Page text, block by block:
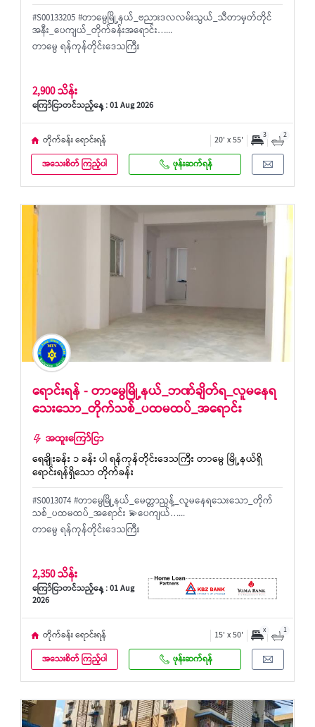
#S00133205 #‌တာမွေမြို့နယ်_ဗညားဒလလမ်းသွယ်_သီတာမှတ်တိုင်
အနီး_ပေကျယ်_တိုက်ခန်းအရောင်း…...
တာမွေ ရန်ကုန်တိုင်းဒေသကြီး
2,900 သိန်း
ကြော်ငြာတင်သည့်နေ့ : 01 Aug 2026
တိုက်ခန်း ရောင်းရန် 20' x 55' 3 2
အသေးစိတ် ကြည့်ပါ ဖုန်းဆက်ရန်
ရောင်းရန် - တာမွေမြို့နယ်_ဘဏ်ချိတ်ရ_လူမနေရ
သေးသော_တိုက်သစ်_ပထမထပ်_အရောင်း
အထူးကြော်ငြာ
ရေချိုးခန်း ၁ ခန်း ပါ ရန်ကုန်တိုင်းဒေသကြီး တာမွေ မြို့နယ်ရှိ
ရောင်းရန်ရှိသော တိုက်ခန်း
#S0013074 #တာမွေမြို့နယ်_မေတ္တာညွန့်_လူမနေရသေးသော_တိုက်
သစ်_ပထမထပ်_အရောင်း 💫ပေကျယ်…...
တာမွေ ရန်ကုန်တိုင်းဒေသကြီး
2,350 သိန်း
ကြော်ငြာတင်သည့်နေ့ : 01 Aug
2026
တိုက်ခန်း ရောင်းရန် 15' x 50' x 1
အသေးစိတ် ကြည့်ပါ ဖုန်းဆက်ရန်